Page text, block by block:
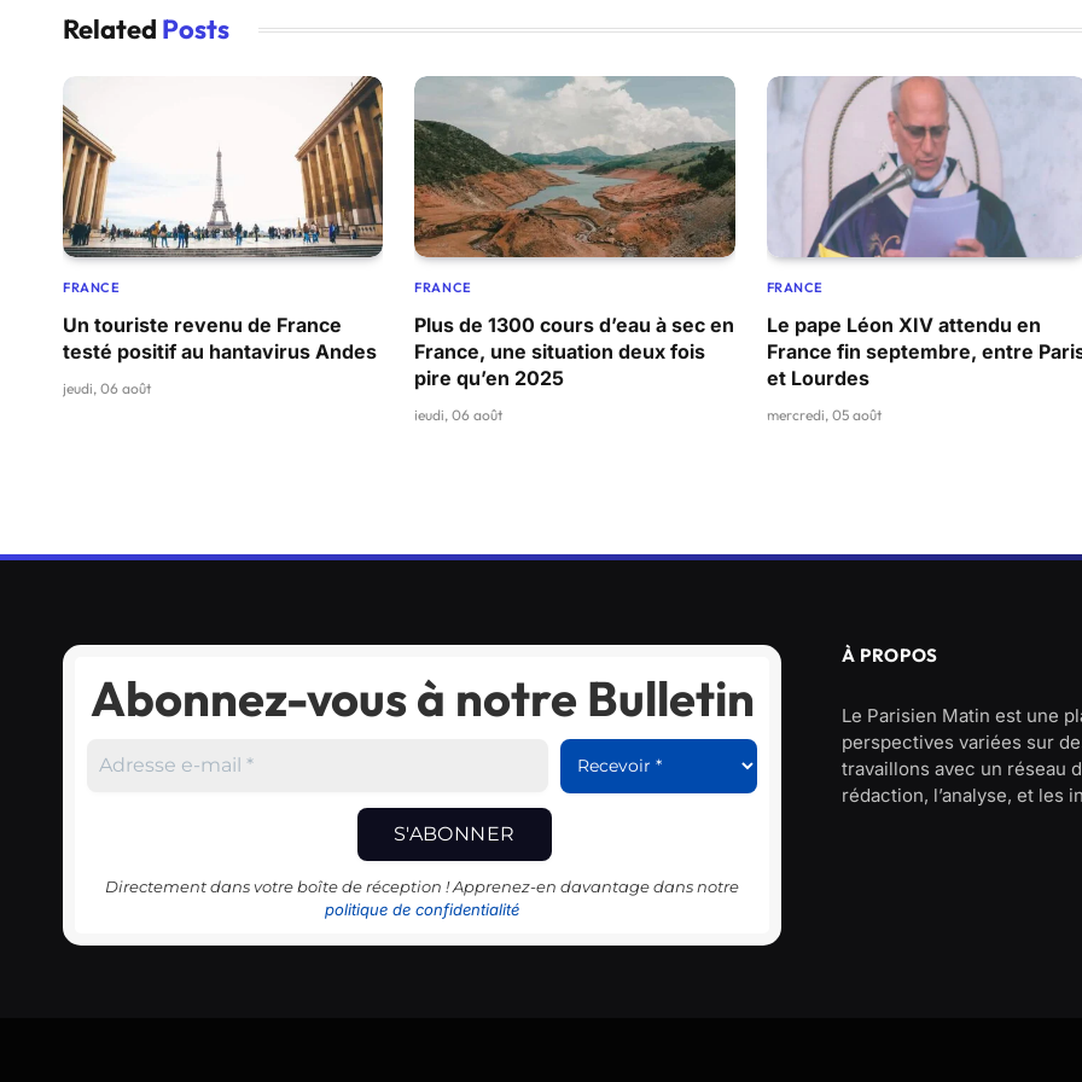
Related Posts
FRANCE
Un touriste revenu de France
testé positif au hantavirus Andes
jeudi, 06 août
FRANCE
Plus de 1300 cours d’eau à sec en
France, une situation deux fois
pire qu’en 2025
jeudi, 06 août
FRANCE
Le pape Léon XIV attendu en
France fin septembre, entre
et Lourdes
mercredi, 05 août
Abonnez-vous à notre Bulletin
Directement dans votre boîte de réception ! Apprenez-en davantage dans notre
politique de confidentialité
À PROPOS
Le Parisien Matin est une
perspectives variées sur
travaillons avec un réseau
rédaction, l’analyse, et les